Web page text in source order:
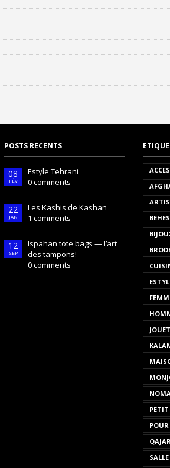
POSTS RÉCENTS
08
FÉV
Estyle Tehrani
0 comments
22
JAN
Les Kashis de Kashan
1 comments
12
SEP
Ispahan tote bags — l’art
des tampons!
0 comments
JOUET
QAJAR